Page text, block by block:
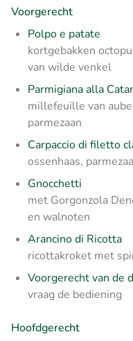
Voorgerecht
Polpo e patate
kortgebakken
van wilde venkel
Parmigiana alla
millefeuille van
parmezaan
Carpaccio di filetto
ossenhaas,
Gnocchetti
met Gorgonzola
en walnoten
Arancino di Ricotta
ricottakroket met
Voorgerecht van de
vraag de bediening
Hoofdgerecht